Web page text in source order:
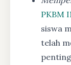
PKBM
siswa
telah